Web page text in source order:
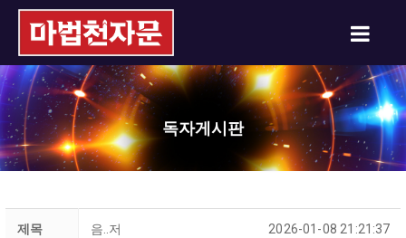
독자게시판
제목 음..저 2026-01-08 21:21:37